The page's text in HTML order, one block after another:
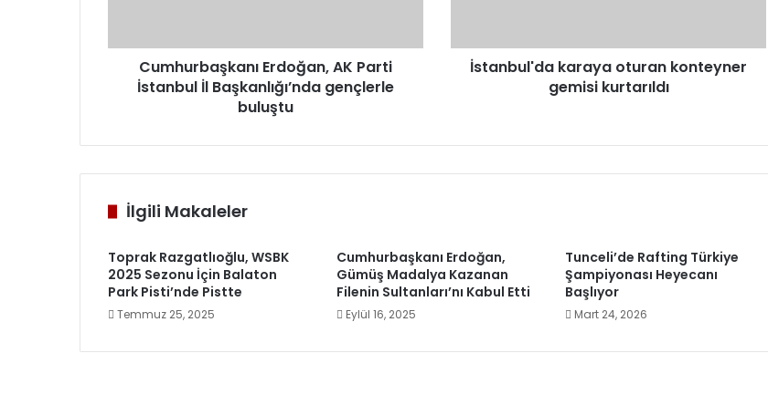
buluştu
Cumhurbaşkanı Erdoğan, AK Parti
İstanbul İl Başkanlığı’nda gençlerle
buluştu
İstanbul'da karaya oturan konteyner
gemisi kurtarıldı
İlgili Makaleler
Toprak Razgatlıoğlu, WSBK
2025 Sezonu İçin Balaton
Park Pisti’nde Pistte
Temmuz 25, 2025
Cumhurbaşkanı Erdoğan,
Gümüş Madalya Kazanan
Filenin Sultanları’nı Kabul Etti
Eylül 16, 2025
Tunceli’de Rafting Türkiye
Şampiyonası Heyecanı
Başlıyor
Mart 24, 2026